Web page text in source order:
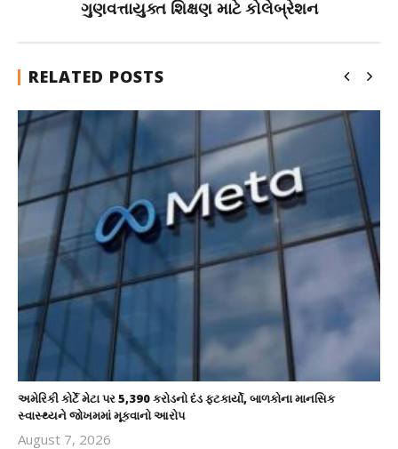
ગુણવત્તાયુક્ત શિક્ષણ માટે કોલેબ્રેશન
RELATED POSTS
અમેરિકી કોર્ટે મેટા પર 5,390 કરોડનો દંડ ફટકાર્યો, બાળકોના માનસિક
સ્વાસ્થ્યને જોખમમાં મૂકવાનો આરોપ
August 7, 2026